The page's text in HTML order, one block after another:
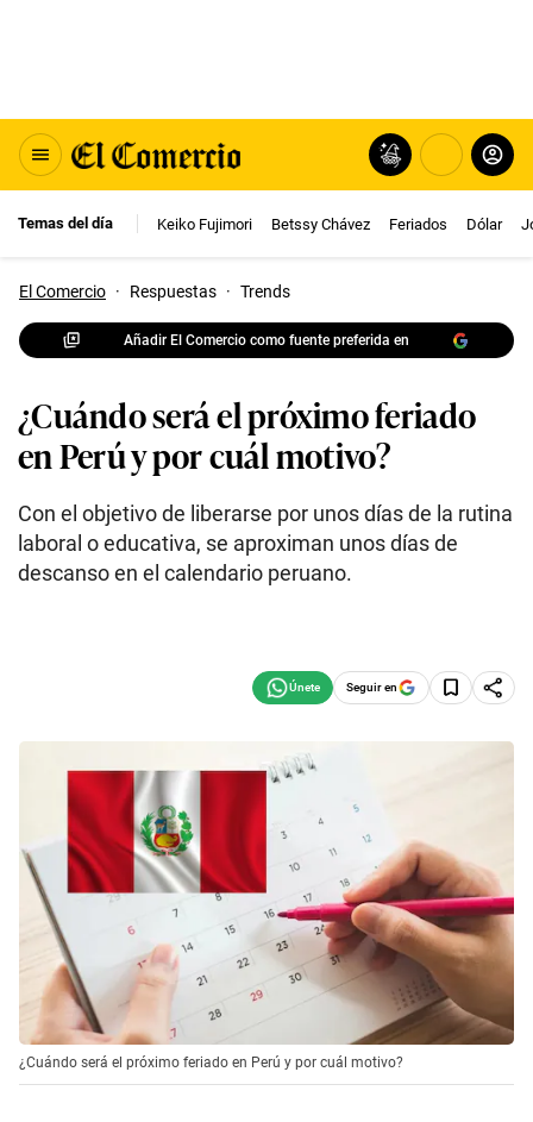
Temas del día Keiko Fujimori Betssy Chávez Feriados Dólar
El Comercio · Respuestas · Trends
Añadir El Comercio como fuente preferida en
¿Cuándo será el próximo feriado
en Perú y por cuál motivo?
Con el objetivo de liberarse por unos días de la rutina
laboral o educativa, se aproximan unos días de
descanso en el calendario peruano.
Seguir en
¿Cuándo será el próximo feriado en Perú y por cuál motivo?